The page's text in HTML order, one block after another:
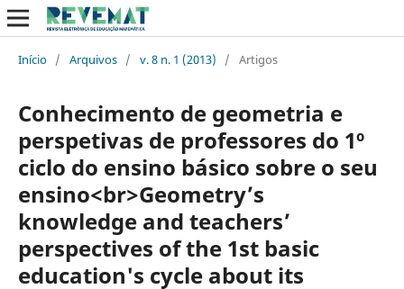
Início / Arquivos / v. 8 n. 1 (2013) / Artigos
Conhecimento de geometria e
perspetivas de professores do 1º
ciclo do ensino básico sobre o seu
ensino<br>Geometry’s
knowledge and teachers’
perspectives of the 1st basic
education's cycle about its